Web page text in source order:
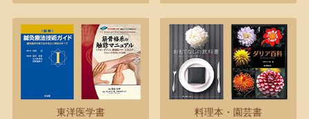
東洋医学書 料理本・園芸書